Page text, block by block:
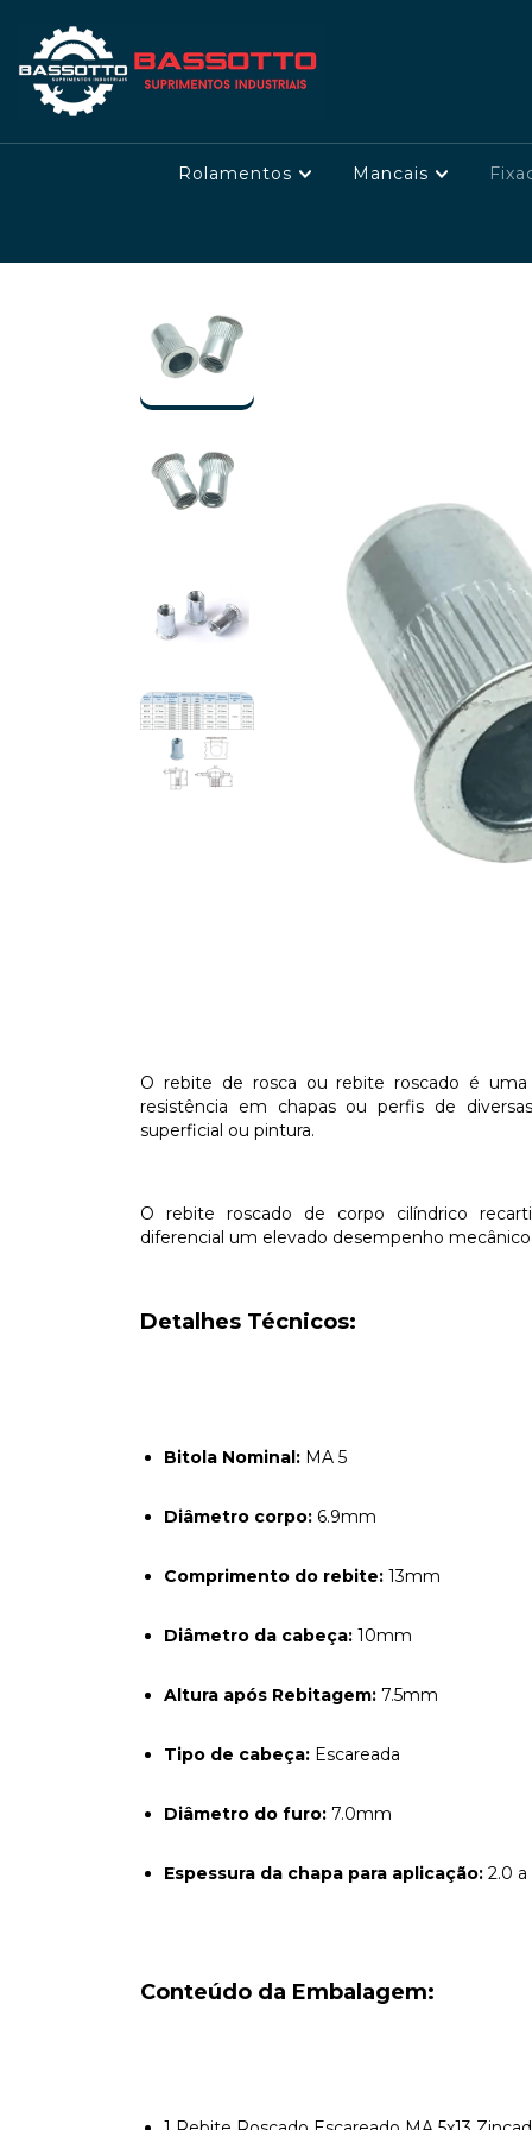
Rolamentos Mancais
O rebite de rosca ou rebite roscado é
resistência em chapas ou perfis de
superficial ou pintura.
O rebite roscado de corpo cilíndrico
diferencial um elevado desempenho mecânico.
Detalhes Técnicos:
Bitola Nominal: MA 5
Diâmetro corpo: 6.9mm
Comprimento do rebite: 13mm
Diâmetro da cabeça: 10mm
Altura após Rebitagem: 7.5mm
Tipo de cabeça: Escareada
Diâmetro do furo: 7.0mm
Espessura da chapa para aplicação: 2.0
Conteúdo da Embalagem: